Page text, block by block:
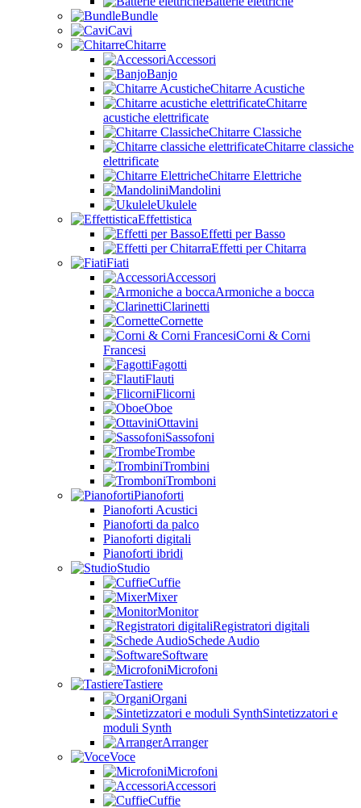
Bundle
Cavi
Chitarre
Accessori
Banjo
Chitarre Acustiche
Chitarre
acustiche elettrificate
Chitarre Classiche
Chitarre classiche
elettrificate
Chitarre Elettriche
Mandolini
Ukulele
Effettistica
Effetti per Basso
Effetti per Chitarra
Fiati
Accessori
Armoniche a bocca
Clarinetti
Cornette
Corni & Corni
Francesi
Fagotti
Flauti
Flicorni
Oboe
Ottavini
Sassofoni
Trombe
Trombini
Tromboni
Pianoforti
Pianoforti Acustici
Pianoforti da palco
Pianoforti digitali
Pianoforti ibridi
Studio
Cuffie
Mixer
Monitor
Registratori digitali
Schede Audio
Software
Microfoni
Tastiere
Organi
Sintetizzatori e
moduli Synth
Arranger
Voce
Microfoni
Accessori
Cuffie